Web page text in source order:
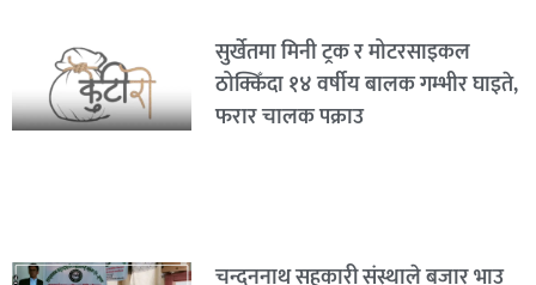
सुर्खेतमा मिनी ट्रक र मोटरसाइकल
ठोक्किँदा १४ वर्षीय बालक गम्भीर घाइते,
फरार चालक पक्राउ